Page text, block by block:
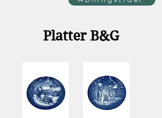
Platter B&G